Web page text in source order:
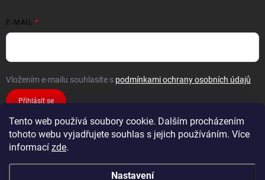
Tento web používá soubory cookie. Dalším procházením
tohoto webu vyjadřujete souhlas s jejich používáním. Více
informací zde.
Nastavení
E-MAIL
Vložením e-mailu souhlasíte s podmínkami ochrany osobních údajů
Přihlásit se